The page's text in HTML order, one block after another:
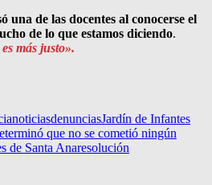
una de las docentes al conocerse el
de lo que estamos diciendo.
más justo».
denunciasJardín de Infantes
que no se cometió ningún
de Santa Anaresolución